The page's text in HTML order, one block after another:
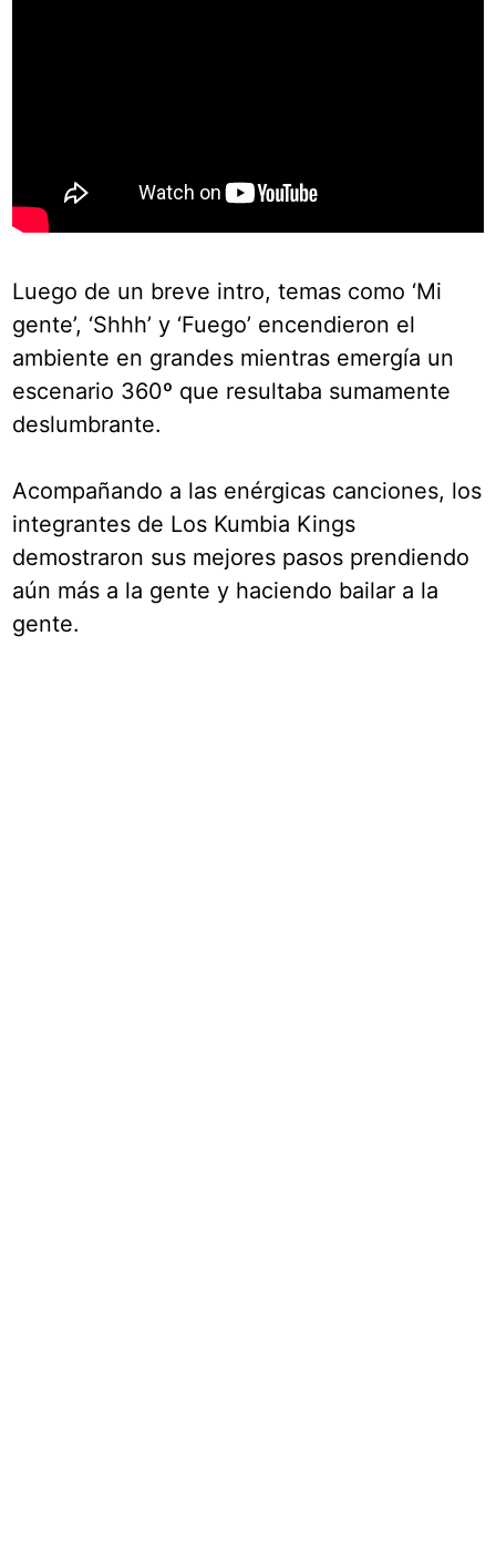
Luego de un breve intro, temas como ‘Mi
gente’, ‘Shhh’ y ‘Fuego’ encendieron el
ambiente en grandes mientras emergía un
escenario 360º que resultaba sumamente
deslumbrante.
Acompañando a las enérgicas canciones, los
integrantes de Los Kumbia Kings
demostraron sus mejores pasos prendiendo
aún más a la gente y haciendo bailar a la
gente.